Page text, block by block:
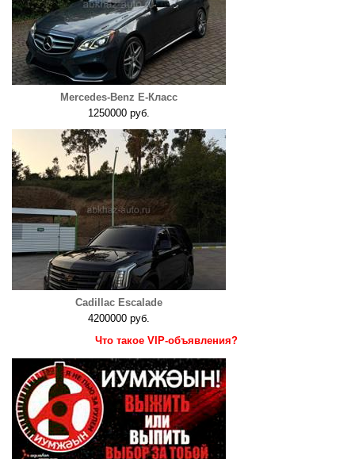
Mercedes-Benz E-Класс
1250000 руб.
Cadillac Escalade
4200000 руб.
Что такое VIP-объявления?